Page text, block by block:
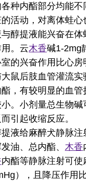
种内酯部分均能不
活动，对离体蛙心
醇提液能兴奋在体
。云木香碱1-2mg
的兴奋作用比心房
鼠后肢血管灌流实
，有较明显的血
。小剂量总生物
引起收缩反应。
液给麻醉犬静脉注
油、总内酯、 木香
内酯等静脉注射可
），且降压作用